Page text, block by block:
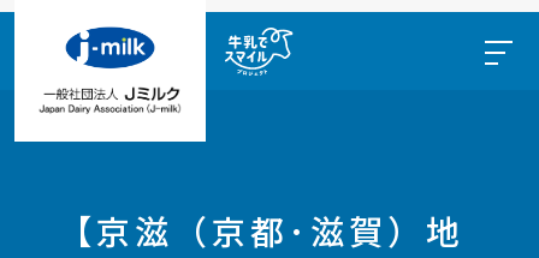
【京滋（京都･滋賀）地